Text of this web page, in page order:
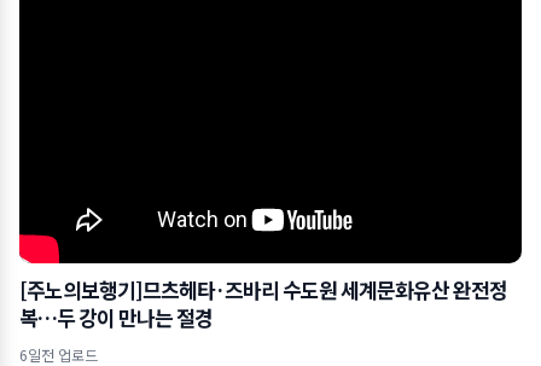
[주노의보행기]므츠헤타·즈바리 수도원 세계문화유산 완전정
복…두 강이 만나는 절경
6일전 업로드